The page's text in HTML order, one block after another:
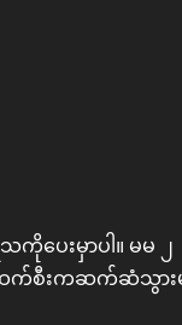
ကိုပေးမှာပါ။ မမ ၂
က်စီးကဆက်ဆံသွား